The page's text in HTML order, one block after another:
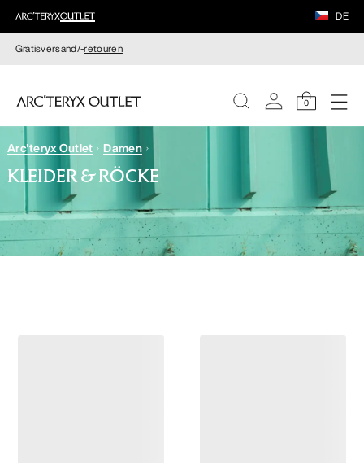
DE
Gratisversand/-retouren
0
DAMEN
HERREN
Arc'teryx Outlet Damen
KLEIDER & RÖCKE